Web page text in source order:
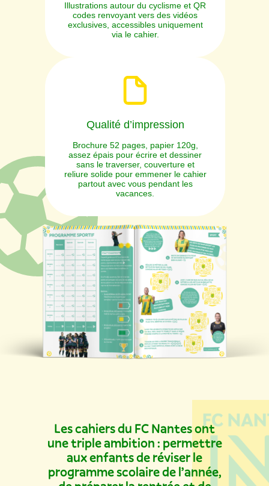
Illustrations autour du cyclisme et QR
codes renvoyant vers des vidéos
exclusives, accessibles uniquement
via le cahier.
Qualité d’impression
Brochure 52 pages, papier 120g,
assez épais pour écrire et dessiner
sans le traverser, couverture et
reliure solide pour emmener le cahier
partout avec vous pendant les
vacances.
Les cahiers du FC Nantes ont
une triple ambition : permettre
aux enfants de réviser le
programme scolaire de l’année,